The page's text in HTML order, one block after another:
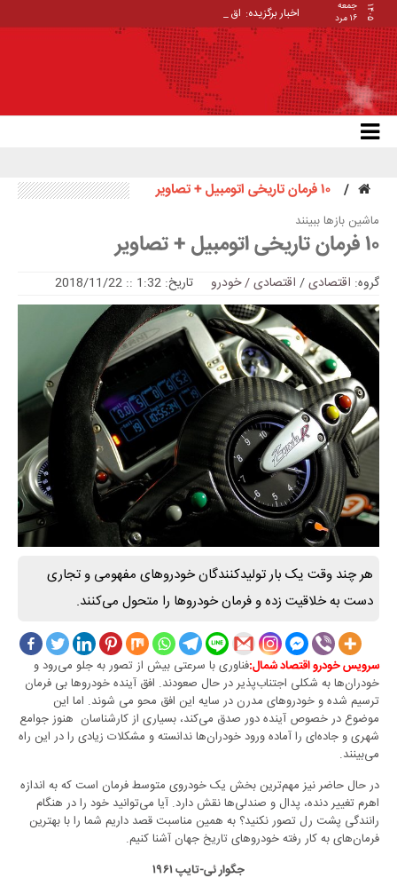
۱۴۰۵
جمعه
۱۶ مرد
اخبار برگزیده: اقتصاد و گره بنزین _
۱۰ فرمان تاریخی اتومبیل + تصاویر
ماشین بازها ببینند
۱۰ فرمان تاریخی اتومبیل + تصاویر
گروه: اقتصادی/ اقتصادی / خودرو تاریخ: 1:32 :: 2018/11/22
هر چند وقت یک بار تولیدکنندگان خودروهای مفهومی و تجاری
دست به خلاقیت زده و فرمان خودروها را متحول می‌کنند.
سرویس خودرو اقتصاد شمال:فناوری با سرعتی بیش از تصور به جلو می‌رود و
خودران‌ها به شکلی اجتناب‌پذیر در حال صعودند. افق آینده خودروها بی فرمان
ترسیم شده و خودروهای مدرن در سایه این افق محو می شوند. اما این
موضوع در خصوص آینده دور صدق می‌کند، بسیاری از کارشناسان هنوز جوامع
شهری و جاده‌ای را آماده ورود خودران‌ها ندانسته و مشکلات زیادی را در این راه
می‌بینند.
در حال حاضر نیز مهم‌ترین بخش یک خودروی متوسط فرمان است که به اندازه
اهرم تغییر دنده، پدال و صندلی‌ها نقش دارد. آیا می‌توانید خود را در هنگام
رانندگی پشت رل تصور نکنید؟ به همین مناسبت قصد داریم شما را با بهترین
فرمان‌های به کار رفته خودروهای تاریخ جهان آشنا کنیم.
جگوار ئی-تایپ۱۹۶۱